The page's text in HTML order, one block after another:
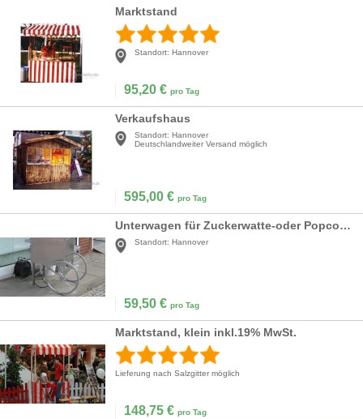
Marktstand
Standort: Hannover
95,20 € pro Tag
Verkaufshaus
Standort: Hannover
Deutschlandweiter Versand möglich
595,00 € pro Tag
Unterwagen für Zuckerwatte-oder Popcornmaschine
Standort: Hannover
59,50 € pro Tag
Marktstand, klein inkl.19% MwSt.
Lieferung nach Salzgitter möglich
148,75 € pro Tag